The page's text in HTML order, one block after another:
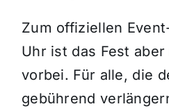
Zum offiziellen
Uhr ist das Fest
vorbei. Für alle, die
gebührend